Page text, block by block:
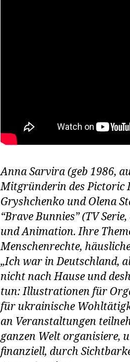
Anna Sarvira (geb 1986,
Mitgründerin des Pictoric
Gryshchenko und Olena
“Brave Bunnies” (TV
und Animation. Ihre
Menschenrechte,
„Ich war in Deutschland,
nicht nach Hause und
tun: Illustrationen für
für ukrainische
an Veranstaltungen
ganzen Welt organisiere,
finanziell, durch